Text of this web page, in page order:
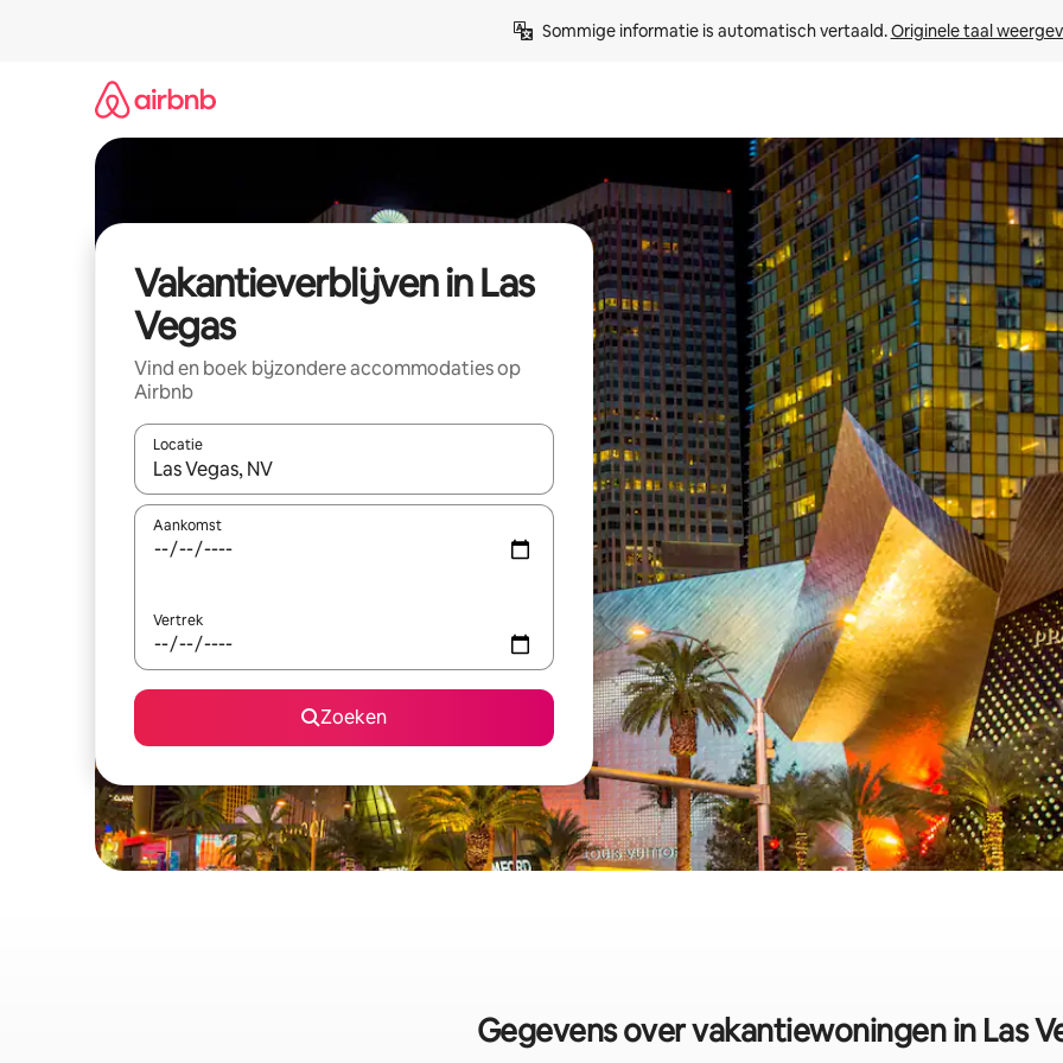
Sommige informatie is automatisch vertaald. Originele taal
Vakantieverblijven in Las
Vegas
Vind en boek bijzondere accommodaties op
Airbnb
Locatie
Wanneer er resultaten beschikbaar zijn, maak je een keuze met je de pijltjestoetsen omhoog en omlaag, óf door te
Aankomst
Vertrek
Zoeken
Gegevens over vakantiewoningen in Las